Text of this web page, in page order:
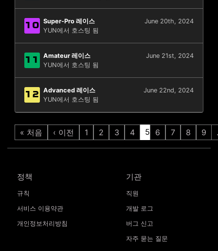
10 Super-Pro 레이스
June 20th, 2024
YUN에서 호스팅 됨
11 Amateur 레이스
June 21st, 2024
YUN에서 호스팅 됨
12 Advanced 레이스
June 22nd, 2024
YUN에서 호스팅 됨
« 처음 ‹ 이전 1 2 3 4 5 6 7 8 9
정책
규칙
서비스 이용약관
개인정보처리방침
기관
직원
개발 로그
버그 신고
자주 묻는 질문